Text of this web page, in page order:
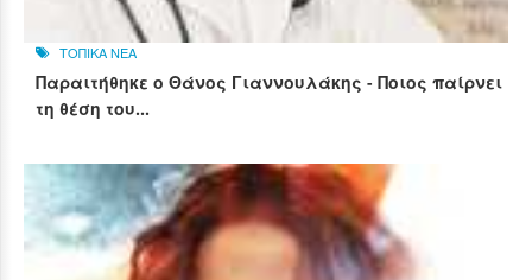
ΤΟΠΙΚΑ ΝΕΑ
Παραιτήθηκε ο Θάνος Γιαννουλάκης - Ποιος παίρνει
τη θέση του...